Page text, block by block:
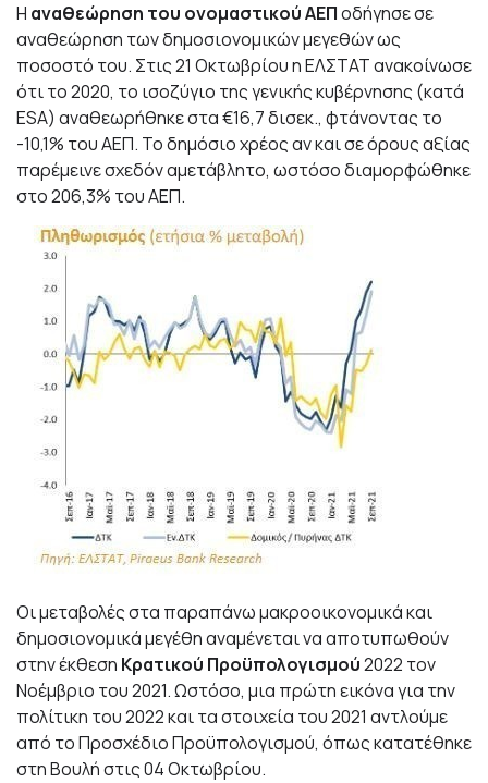
Η αναθεώρηση του ονομαστικού ΑΕΠοδήγησε σε
αναθεώρηση των δημοσιονομικών μεγεθών ως
ποσοστό του. Στις 21 Οκτωβρίου η ΕΛΣΤΑΤ ανακοίνωσε
ότι το 2020, το ισοζύγιο της γενικής κυβέρνησης (κατά
ESA) αναθεωρήθηκε στα €16,7 δισεκ., φτάνοντας το
-10,1% του ΑΕΠ. Το δημόσιο χρέος αν και σε όρους αξίας
παρέμεινε σχεδόν αμετάβλητο, ωστόσο διαμορφώθηκε
στο 206,3% του ΑΕΠ.
Οι μεταβολές στα παραπάνω μακροοικονομικά και
δημοσιονομικά μεγέθη αναμένεται να αποτυπωθούν
στην έκθεση Κρατικού Προϋπολογισμού2022 τον
Νοέμβριο του 2021. Ωστόσο, μια πρώτη εικόνα για την
πολίτικη του 2022 και τα στοιχεία του 2021 αντλούμε
από το Προσχέδιο Προϋπολογισμού, όπως κατατέθηκε
στη Βουλή στις 04 Οκτωβρίου.